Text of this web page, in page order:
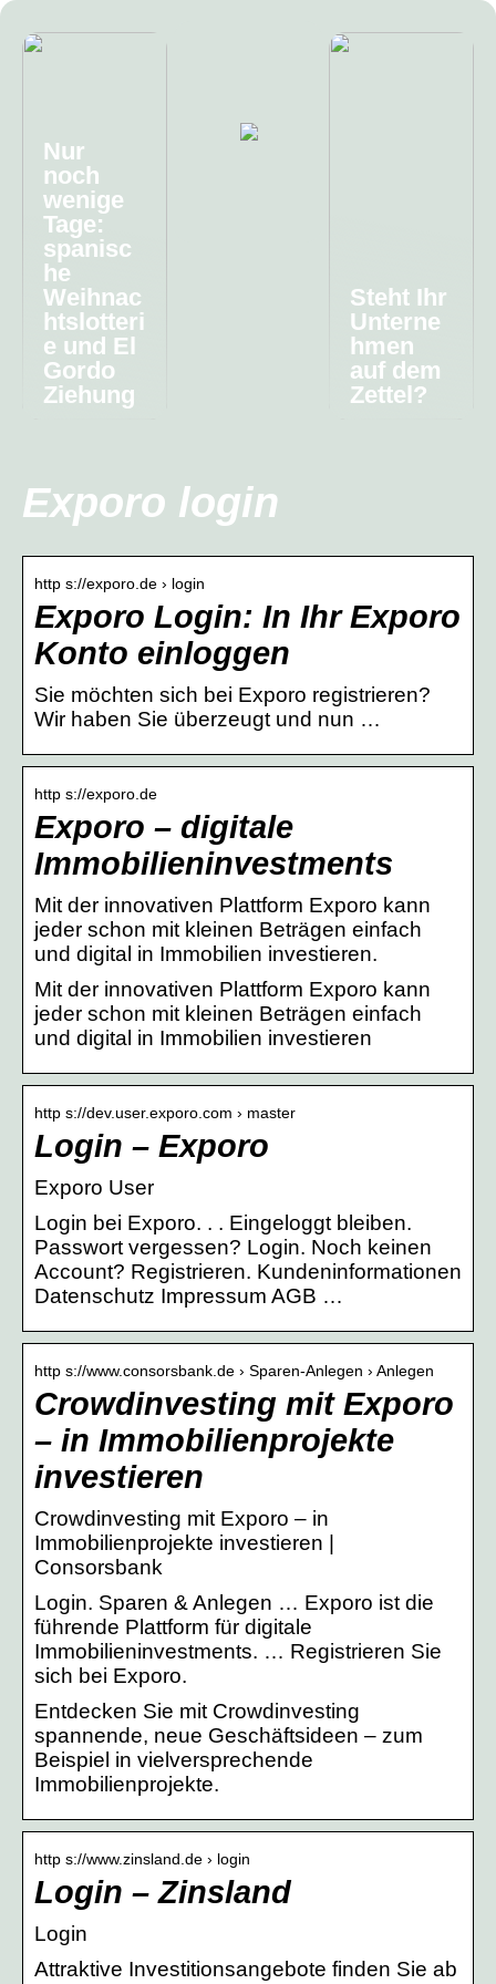
Nur
noch
wenige
Tage:
spanisc
he
Weihnac
htslotteri
e und El
Gordo
Ziehung
Steht Ihr
Unterne
hmen
auf dem
Zettel?
Exporo login
http s://exporo.de › login
Exporo Login: In Ihr Exporo
Konto einloggen
Sie möchten sich bei Exporo registrieren?
Wir haben Sie überzeugt und nun …
http s://exporo.de
Exporo – digitale
Immobilieninvestments
Mit der innovativen Plattform Exporo kann
jeder schon mit kleinen Beträgen einfach
und digital in Immobilien investieren.
Mit der innovativen Plattform Exporo kann
jeder schon mit kleinen Beträgen einfach
und digital in Immobilien investieren
http s://dev.user.exporo.com › master
Login – Exporo
Exporo User
Login bei Exporo. ​. ​. Eingeloggt bleiben.
Passwort vergessen? Login. Noch keinen
Account? Registrieren. Kundeninformationen
Datenschutz Impressum AGB …
http s://www.consorsbank.de › Sparen-Anlegen › Anlegen
Crowdinvesting mit Exporo
– in Immobilienprojekte
investieren
Crowdinvesting mit Exporo – in
Immobilienprojekte investieren |
Consorsbank
Login. Sparen & Anlegen … Exporo ist die
führende Plattform für digitale
Immobilieninvestments. … Registrieren Sie
sich bei Exporo.
Entdecken Sie mit Crowdinvesting
spannende, neue Geschäftsideen – zum
Beispiel in vielversprechende
Immobilienprojekte.
http s://www.zinsland.de › login
Login – Zinsland
Login
Attraktive Investitionsangebote finden Sie ab